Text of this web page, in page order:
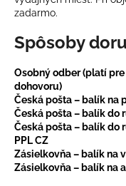
zadarmo.
Spôsoby
Osobný odber (platí
dohovoru)
Česká pošta – balík na
Česká pošta – balík do
Česká pošta – balík do
PPL CZ
Zásielkovňa – balík na
Zásielkovňa – balík na
r
b
u
j
e
t
e
n
á